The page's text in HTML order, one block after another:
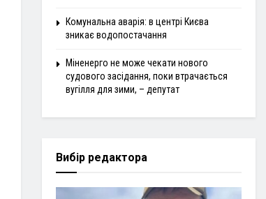
Комунальна аварія: в центрі Києва
зникає водопостачання
Міненерго не може чекати нового
судового засідання, поки втрачається
вугілля для зими, – депутат
Вибір редактора